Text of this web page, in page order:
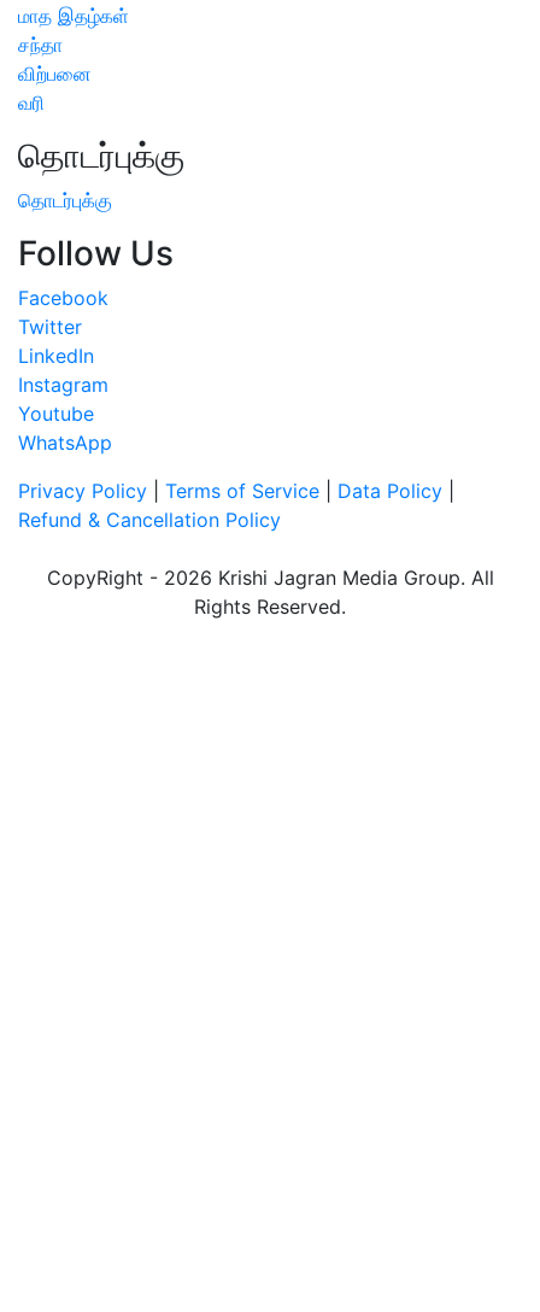
மாத இதழ்கள்
சந்தா
விற்பனை
வரி
தொடர்புக்கு
தொடர்புக்கு
Follow Us
Facebook
Twitter
LinkedIn
Instagram
Youtube
WhatsApp
Privacy Policy
Terms of Service Data Policy
Refund & Cancellation Policy
CopyRight - 2026 Krishi Jagran Media Group. All
Rights Reserved.